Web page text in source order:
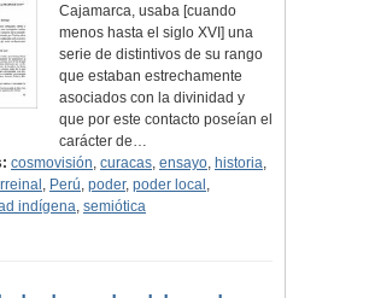
Cajamarca, usaba [cuando
menos hasta el siglo XVI] una
serie de distintivos de su rango
que estaban estrechamente
asociados con la divinidad y
que por este contacto poseían el
carácter de…
cosmovisión, curacas, ensayo, historia,
, Perú, poder, poder local ,
indígena, semiótica